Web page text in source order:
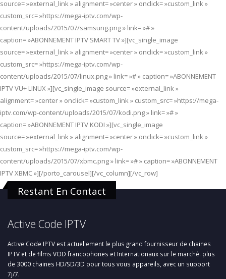
source= »external_link » alignment= »center » onclick= »custom_link »
custom_src= »https://mega-iptv.com/wp-
content/uploads/2015/07/samsung.png » link= »# »
caption= »ABONNEMENT IPTV SMART TV »][vc_single_image
source= »external_link » alignment= »center » onclick= »custom_link »
custom_src= »https://mega-iptv.com/wp-
content/uploads/2015/07/linux.png » link= »# » caption= »ABONNEMENT
IPTV VU+ LINUX »][vc_single_image source= »external_link »
alignment= »center » onclick= »custom_link » custom_src= »https://mega-
iptv.com/wp-content/uploads/2015/07/kodi.png » link= »# »
caption= »ABONNEMENT IPTV KODI »][vc_single_image
source= »external_link » alignment= »center » onclick= »custom_link »
custom_src= »https://mega-iptv.com/wp-
content/uploads/2015/07/xbmc.png » link= »# » caption= »ABONNEMENT
IPTV XBMC »][/porto_carousel][/vc_column][/vc_row]
Restant En Contact
Active Code IPTV
Active Code IPTV est actuellement le plus grand fournisseur de chaines
IPTV et de films VOD francophones et Internationaux sur le marché. plus
de 3000 chaines HD/SD/3D pour tous vous appareils, avec un support
7j/7.